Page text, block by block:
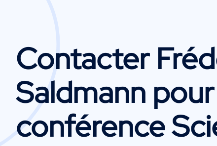
Contacter
Saldmann
conférence